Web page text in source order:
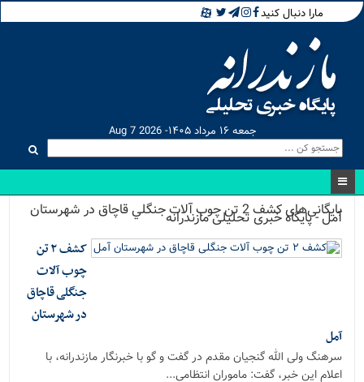
مارا دنبال کنید
جمعه ۱۶ مرداد ۱۴۰۵- Aug 7 2026
بایگانی‌های كشف 2 تن چوب آلات جنگلي قاچاق در شهرستانآمل - پایگاه خبری تحلیلی مازندرانه
کشف ۲ تن
چوب آلات
جنگلی قاچاق
در شهرستان
آمل
سرهنگ ولی الله گنجیان مقدم در گفت ‌و گو با خبرنگار مازندرانه، با
اعلام این خبر، گفت: ماموران انتظامی...